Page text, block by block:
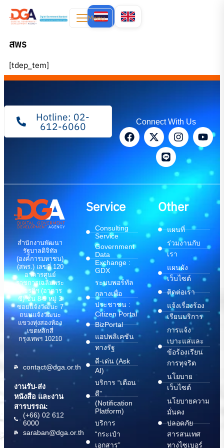
Menu
สพร
[tdep_tem]
Hotline: 02-
612-6060 Connect With Us
สำนักงานพัฒนา
รัฐบาลดิจิทัล
(องค์การมหาชน)
(สพร.) เลขที่ 120
อาคารศูนย์
ราชการเฉลิมพระ
เกียรติฯ (อาคาร
ซี) ชั้น 8-9 หมู่ 3
ซอยแจ้งวัฒนะ 7
ถนนแจ้งวัฒนะ
แขวงทุ่งสองห้อง
เขตหลักสี่
กรุงเทพฯ 10210
contact@dga.or.th
งานรับ-ส่ง
หนังสือ และงาน
สารบรรณ:
(+66) 02 612
6000
saraban@dga.or.th
Service
Consulting
Service
Government
Data
Exchange :
GDX
ระบบพอร์ทัล
กลางเพื่อ
ประชาชน :
Citizen Portal
BizPortal
แอปพลิเคชัน
ทางรัฐ
ดี-เด่น (Ask
AI)
บริการ “เตือน
ดี”
(Notification
Platform)
บริการ
“กระเป๋า
เอกสาร”
Other
แผนที่
ร่วมงานกับ
เรา
แผนผัง
เว็บไซต์
ติดต่อเรา
แจ้งเรื่องร้อง
เรียนบริการ
การแจ้ง
เบาะแสและ
ข้อร้องเรียน
การทุจริต
นโยบาย
เว็บไซต์
นโยบายความ
มั่นคง
ปลอดภัย
สารสนเทศ
ทางไซเบอร์